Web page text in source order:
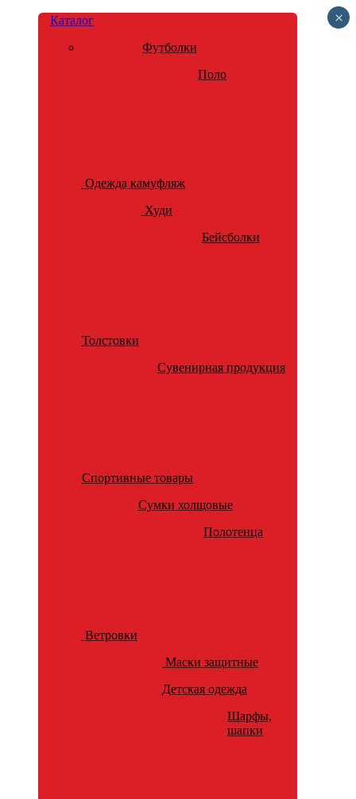
Каталог
Футболки
Поло
Одежда камуфляж
Худи
Бейсболки
Толстовки
Сувенирная продукция
Спортивные товары
Сумки холщовые
Полотенца
Ветровки
Маски защитные
Детская одежда
Шарфы,
шапки
×